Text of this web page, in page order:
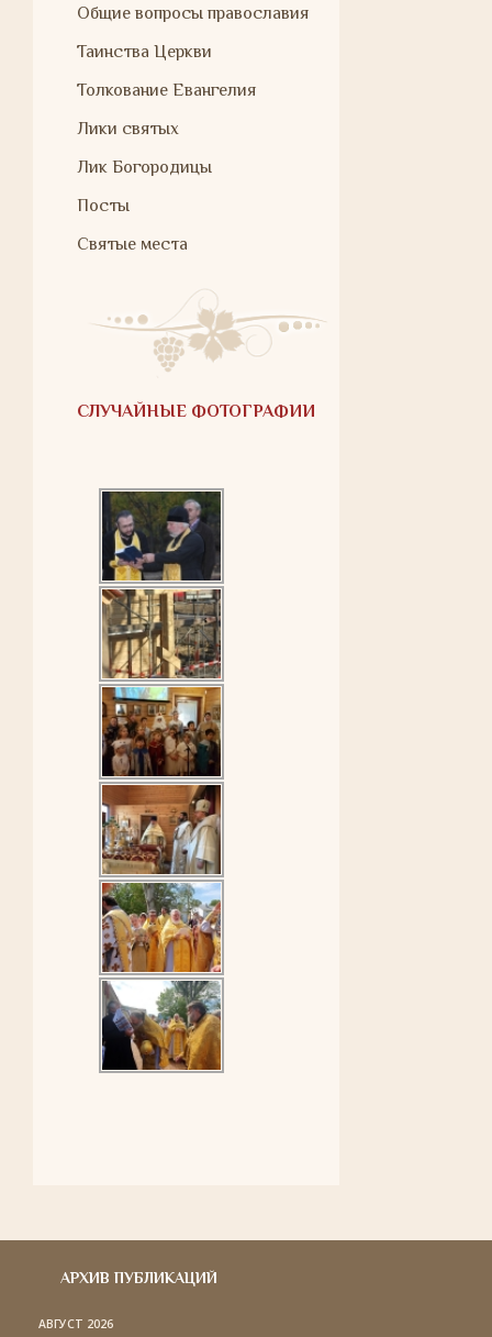
Общие вопросы православия
Таинства Церкви
Толкование Евангелия
Лики святых
Лик Богородицы
Посты
Святые места
СЛУЧАЙНЫЕ ФОТОГРАФИИ
АРХИВ ПУБЛИКАЦИЙ
АВГУСТ 2026